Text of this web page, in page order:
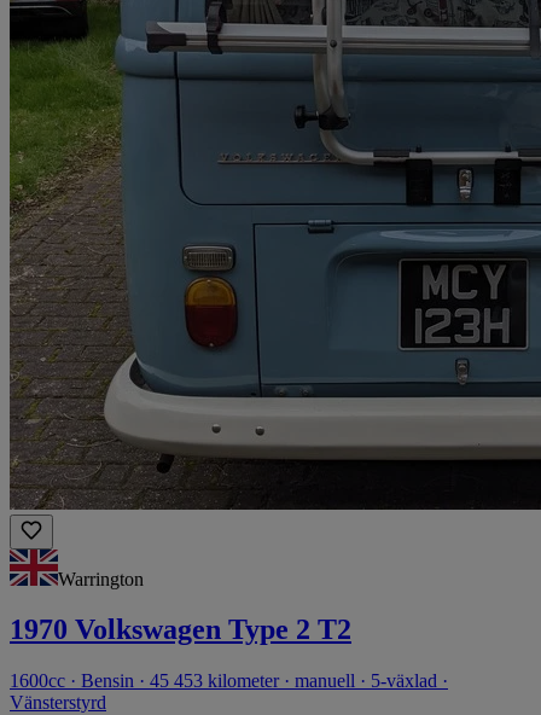
Warrington
1970 Volkswagen Type 2 T2
1600cc · Bensin · 45 453 kilometer · manuell · 5-växlad ·
Vänsterstyrd